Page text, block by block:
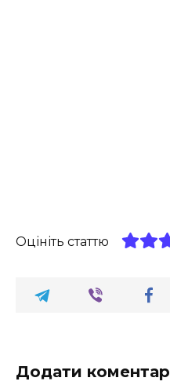
Оцініть статтю
Додати коментар